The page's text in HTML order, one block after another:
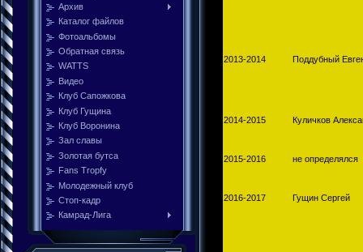
Архив
Каталог файлов
Фотоальбомы
Обратная связь
WATTS
Видео
Клуб Сапожкова
Клуб Гущина
Клуб Воронина
Зал славы
Золотая бутса
Fans Tropfy
Молодежный клуб
Стоп-кадр
Камрад-Лига
2013-2014 Поддубный
2014-2015 Куличков
2015-2016 не определялся
2016-2017 Гущин Сергей